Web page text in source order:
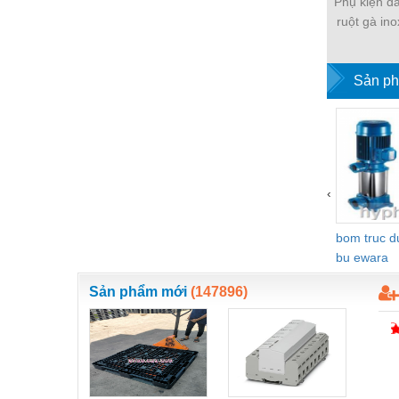
Xe tải - phụ tùng
Y khoa - Trang thiết bị
ruột gà
Sản
bom truc
bu ewara
‹
Sản phẩm mới (147896)